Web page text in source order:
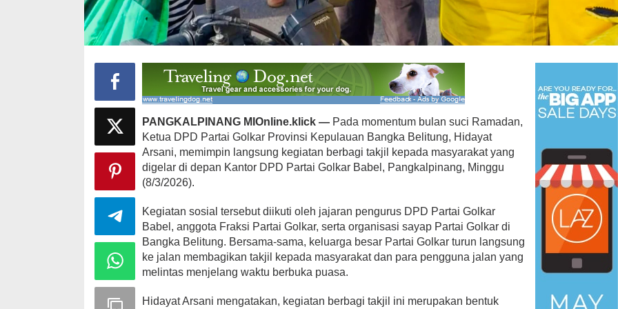
PANGKALPINANG MIOnline.klick — Pada momentum bulan suci Ramadan,
Ketua DPD Partai Golkar Provinsi Kepulauan Bangka Belitung, Hidayat
Arsani, memimpin langsung kegiatan berbagi takjil kepada masyarakat yang
digelar di depan Kantor DPD Partai Golkar Babel, Pangkalpinang, Minggu
(8/3/2026).
Kegiatan sosial tersebut diikuti oleh jajaran pengurus DPD Partai Golkar
Babel, anggota Fraksi Partai Golkar, serta organisasi sayap Partai Golkar di
Bangka Belitung. Bersama-sama, keluarga besar Partai Golkar turun langsung
ke jalan membagikan takjil kepada masyarakat dan para pengguna jalan yang
melintas menjelang waktu berbuka puasa.
Hidayat Arsani mengatakan, kegiatan berbagi takjil ini merupakan bentuk
Ini Dia Hubungan Partai Garuda
dengan Gerindra
Februari 19, 2018
Strategi PPP Menangkan Duet
Ganjar dan Gus Yasin
Di Berita, Politik | Februari 19, 2018
Ini Dia Hubungan Partai Garuda
dengan Gerindra
Di Berita, Politik Februari 19, 2018